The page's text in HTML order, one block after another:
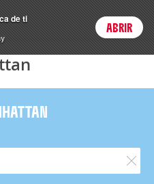
Login
de ti
ABRIR